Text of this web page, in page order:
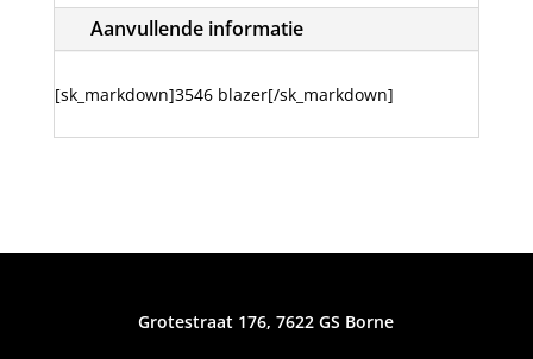
Aanvullende informatie
[sk_markdown]3546 blazer[/sk_markdown]
Grotestraat 176, 7622 GS Borne